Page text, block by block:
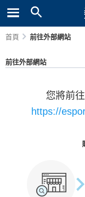
首頁 前往外部網站
前往外部網站
您將前
https://